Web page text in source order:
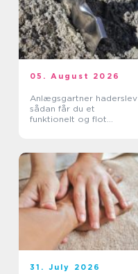
05. August 2026
Anlægsgartner haderslev
sådan får du et
funktionelt og flot
31. July 2026